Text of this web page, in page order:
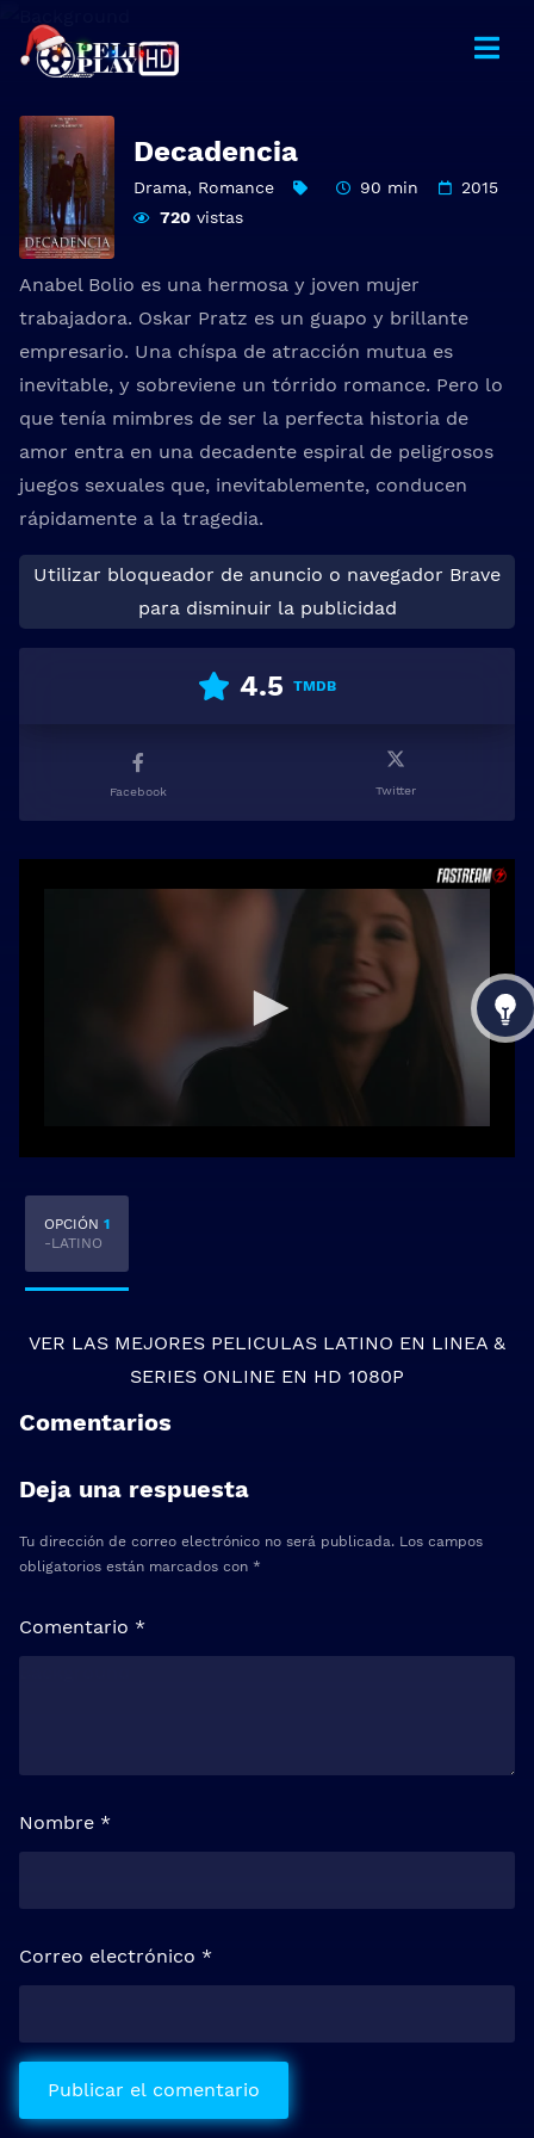
Decadencia
Drama, Romance 90 min
2015
720 vistas
Anabel Bolio es una hermosa y joven mujer
trabajadora. Oskar Pratz es un guapo y brillante
empresario. Una chíspa de atracción mutua es
inevitable, y sobreviene un tórrido romance. Pero lo
que tenía mimbres de ser la perfecta historia de
amor entra en una decadente espiral de peligrosos
juegos sexuales que, inevitablemente, conducen
rápidamente a la tragedia.
Utilizar bloqueador de anuncio o navegador Brave
para disminuir la publicidad
4.5 TMDB
Facebook Twitter
OPCIÓN 1
-LATINO
VER LAS MEJORES PELICULAS LATINO EN LINEA &
SERIES ONLINE EN HD 1080P
Comentarios
Deja una respuesta
Tu dirección de correo electrónico no será publicada. Los campos
obligatorios están marcados con *
Comentario *
Nombre *
Correo electrónico *